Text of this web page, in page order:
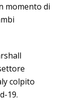
momento di
colpito
19.